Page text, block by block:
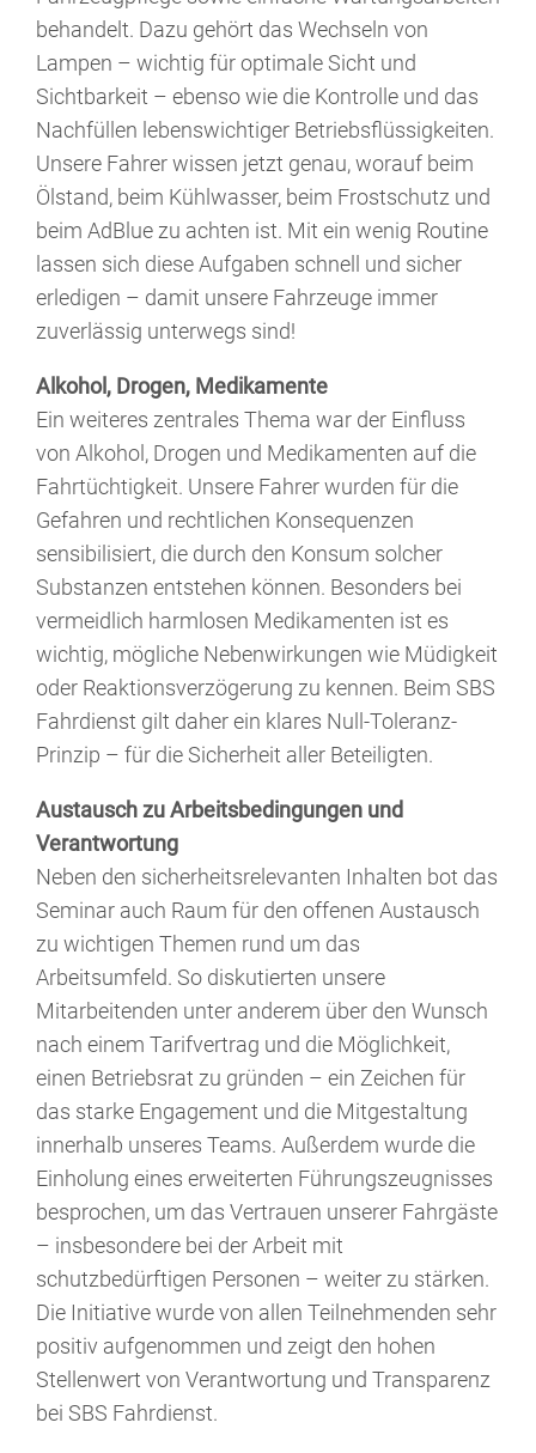
behandelt. Dazu gehört das Wechseln von
Lampen – wichtig für optimale Sicht und
Sichtbarkeit – ebenso wie die Kontrolle und das
Nachfüllen lebenswichtiger Betriebsflüssigkeiten.
Unsere Fahrer wissen jetzt genau, worauf beim
Ölstand, beim Kühlwasser, beim Frostschutz und
beim AdBlue zu achten ist. Mit ein wenig Routine
lassen sich diese Aufgaben schnell und sicher
erledigen – damit unsere Fahrzeuge immer
zuverlässig unterwegs sind!
Alkohol, Drogen, Medikamente
Ein weiteres zentrales Thema war der Einfluss
von Alkohol, Drogen und Medikamenten auf die
Fahrtüchtigkeit. Unsere Fahrer wurden für die
Gefahren und rechtlichen Konsequenzen
sensibilisiert, die durch den Konsum solcher
Substanzen entstehen können. Besonders bei
vermeidlich harmlosen Medikamenten ist es
wichtig, mögliche Nebenwirkungen wie Müdigkeit
oder Reaktionsverzögerung zu kennen. Beim SBS
Fahrdienst gilt daher ein klares Null-Toleranz-
Prinzip – für die Sicherheit aller Beteiligten.
Austausch zu Arbeitsbedingungen und
Verantwortung
Neben den sicherheitsrelevanten Inhalten bot das
Seminar auch Raum für den offenen Austausch
zu wichtigen Themen rund um das
Arbeitsumfeld. So diskutierten unsere
Mitarbeitenden unter anderem über den Wunsch
nach einem Tarifvertrag und die Möglichkeit,
einen Betriebsrat zu gründen – ein Zeichen für
das starke Engagement und die Mitgestaltung
innerhalb unseres Teams. Außerdem wurde die
Einholung eines erweiterten Führungszeugnisses
besprochen, um das Vertrauen unserer Fahrgäste
– insbesondere bei der Arbeit mit
schutzbedürftigen Personen – weiter zu stärken.
Die Initiative wurde von allen Teilnehmenden sehr
positiv aufgenommen und zeigt den hohen
Stellenwert von Verantwortung und Transparenz
bei SBS Fahrdienst.